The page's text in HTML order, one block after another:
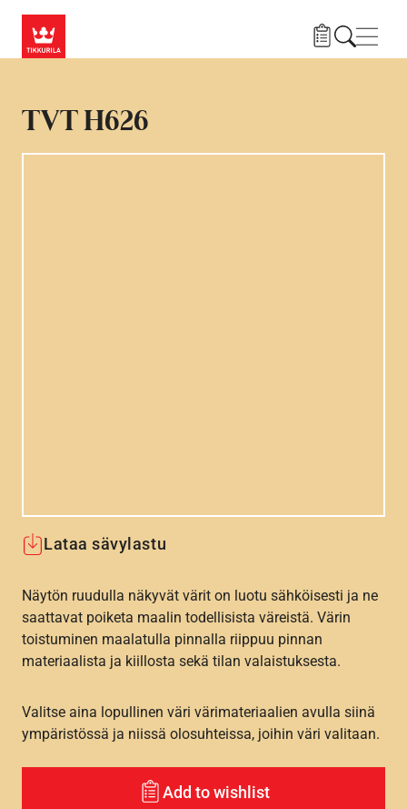
TVT H626
Lataa sävylastu
Näytön ruudulla näkyvät värit on luotu sähköisesti ja ne
saattavat poiketa maalin todellisista väreistä. Värin
toistuminen maalatulla pinnalla riippuu pinnan
materiaalista ja kiillosta sekä tilan valaistuksesta.
Valitse aina lopullinen väri värimateriaalien avulla siinä
ympäristössä ja niissä olosuhteissa, joihin väri valitaan.
Add to wishlist